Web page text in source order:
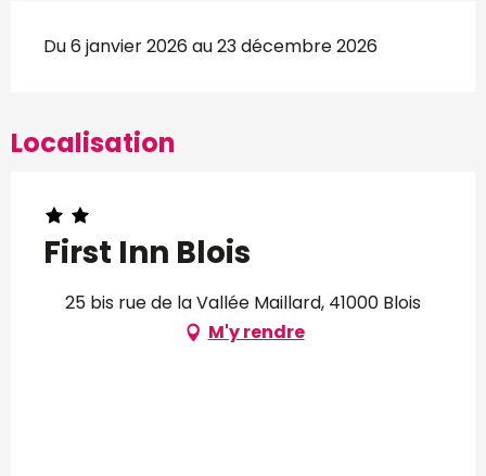
Du 6 janvier 2026 au 23 décembre 2026
Localisation
First Inn Blois
25 bis rue de la Vallée Maillard, 41000 Blois
M'y rendre